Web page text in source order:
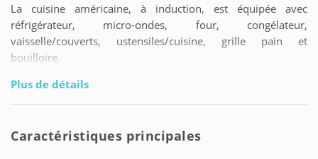
La cuisine américaine, à induction, est équipée avec
réfrigérateur, micro-ondes, four, congélateur,
vaisselle/couverts, ustensiles/cuisine, grille pain et
bouilloire.
Plus de détails
Caractéristiques principales